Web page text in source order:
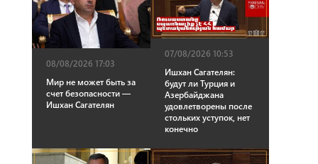
08/08/2026 17:03
Мир не может быть за
счет безопасности —
Ишхан Сагателян
07/08/2026 10:53
Ишхан Сагателян:
будут ли Турция и
Азербайджана
удовлетворены после
стольких уступок, нет
конечно